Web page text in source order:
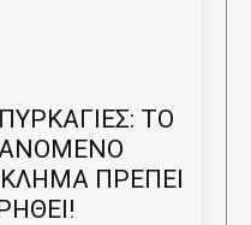
ΤΟ
ΠΡΕΠΕΙ